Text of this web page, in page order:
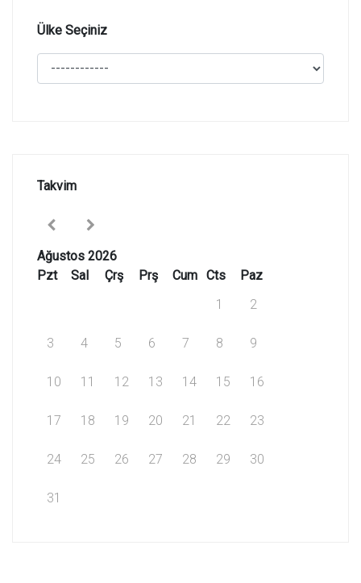
Ülke Seçiniz
Takvim
Ağustos 2026
Pzt
Sal Çrş Prş Cum Cts
Paz
1
2
3 4 5 6 7 8 9
10 11 12 13 14 15 16
17 18 19 20 21 22 23
24 25 26 27 28 29 30
31